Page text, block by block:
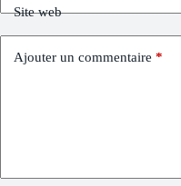
Site web
Ajouter un commentaire *